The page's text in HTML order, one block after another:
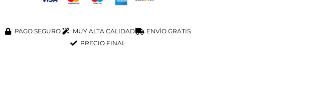
PAGO SEGURO MUY ALTA CALIDAD
ENVÍO GRATIS
PRECIO FINAL